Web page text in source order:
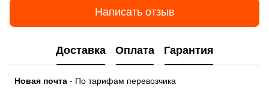
Написать отзыв
Доставка Оплата Гарантия
Новая почта - По тарифам перевозчика